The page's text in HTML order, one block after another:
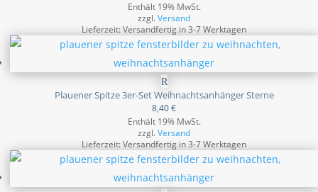
Enthält 19% MwSt.
zzgl.Versand
Lieferzeit: Versandfertig in 3-7 Werktagen
Plauener Spitze 3er-Set Weihnachtsanhänger Sterne
8,40€
Enthält 19% MwSt.
zzgl.Versand
Lieferzeit: Versandfertig in 3-7 Werktagen